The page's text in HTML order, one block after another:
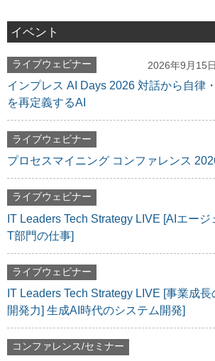
イベント
ライブウェビナー 2026年9月15
インプレス AI Days 2026 対話から自律
を再定義するAI
ライブウェビナー
プロセスマイニング コンファレンス
ライブウェビナー
IT Leaders Tech Strategy LIVE [AIエージ
T部門の仕事]
ライブウェビナー
IT Leaders Tech Strategy LIVE [事業成
開発力] 生成AI時代のシステム開発]
コンファレンス/セミナー